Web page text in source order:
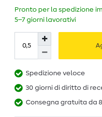
Pronto per la spedizione
5–7 giorni lavorativi
Spedizione veloce
30 giorni di diritto di
Consegna gratuita da